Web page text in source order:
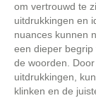
om vertrouwd te
uitdrukkingen en
nuances kunnen
een dieper
de woorden.
uitdrukkingen,
klinken en de